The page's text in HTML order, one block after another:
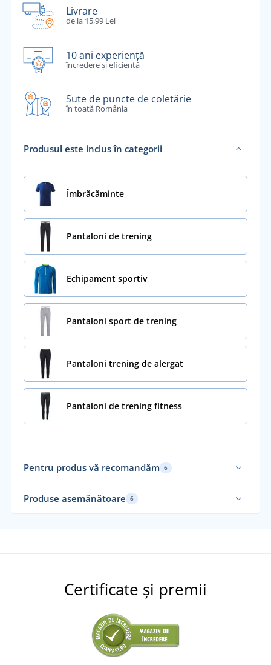
Livrare
de la 15,99 Lei
10 ani experiență
încredere și eficiență
Sute de puncte de coletărie
în toată România
Produsul este inclus în categorii
Îmbrăcăminte
Pantaloni de trening
Echipament sportiv
Pantaloni sport de trening
Pantaloni trening de alergat
Pantaloni de trening fitness
Pentru produs vă recomandăm 6
Produse asemănătoare 6
Certificate și premii